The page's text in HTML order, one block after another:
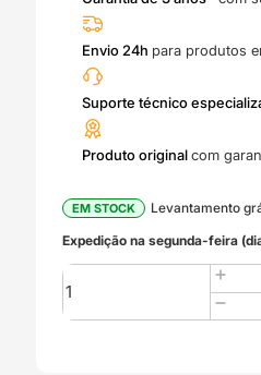
Envio 24h para produtos
Suporte técnico
Produto originalcom
EM STOCK
Levantamento
Expedição na segunda-feira
Quantidade
de
MC